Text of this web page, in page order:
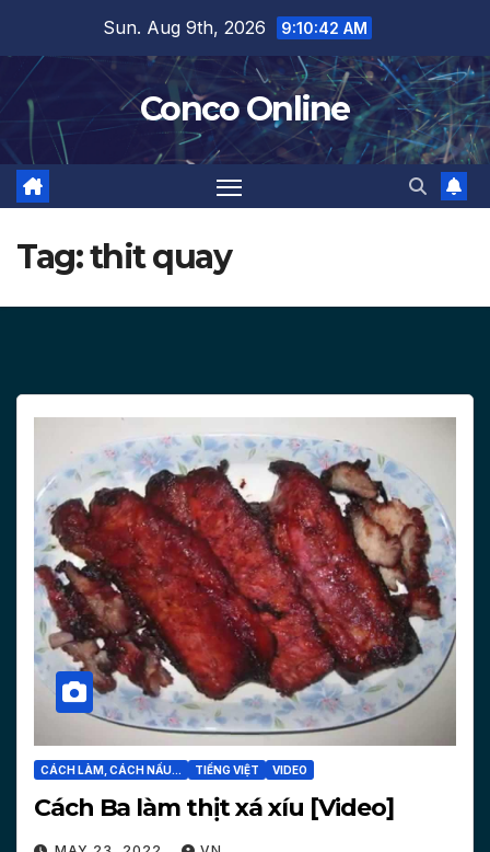
content
Sun. Aug 9th, 2026 9:10:43 AM
Conco Online
Tag:thit quay
CÁCH LÀM, CÁCH NẤU... TIẾNG VIỆT VIDEO
Cách Ba làm thịt xá xíu [Video]